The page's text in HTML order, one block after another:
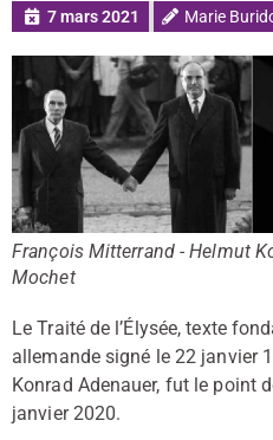
7 mars 2021 Marie
François Mitterrand - Helmut
Mochet
Le Traité de l’Élysée, texte
allemande signé le 22 janvier
Konrad Adenauer, fut le point
janvier 2020.